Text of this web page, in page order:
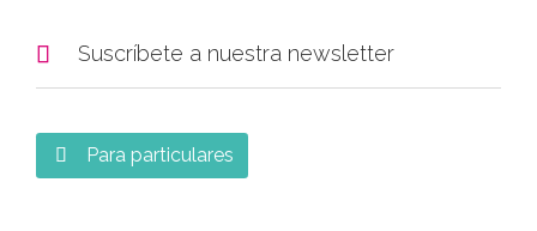
 Suscríbete a nuestra newsletter
 Para particulares